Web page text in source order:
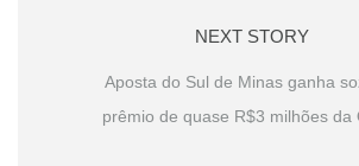
NEXT STORY
Aposta do Sul de Minas ganha
prêmio de quase R$3 milhões da